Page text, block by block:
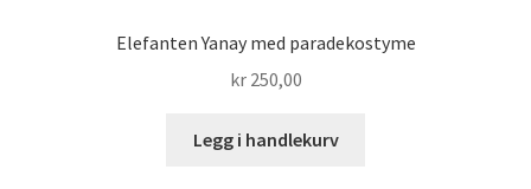
Elefanten Yanay med paradekostyme
kr250,00
Legg i handlekurv